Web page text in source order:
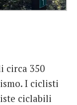
circa 350
I ciclisti
ciclabili